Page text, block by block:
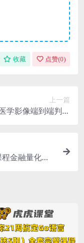
收藏 点赞(0)
上一篇
学影像端到端判别
金融量化分